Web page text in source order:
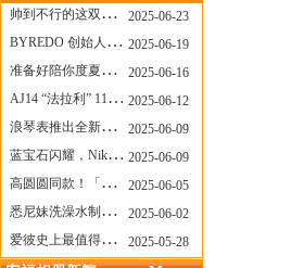
帅到不行的这双跑鞋，其实藏着Nike第一位签约跑者的故事
2025-06-23
BYREDO 创始人离任，也带走了那份灵魂感
2025-06-19
准备好陪你度夏，nanamica x Suicoke 新联名来了
2025-06-16
AJ14 “法拉利” 11年后回归，红色超跑气场全开
2025-06-12
浪琴表推出全新先行者系列祖鲁时间1925腕表
2025-06-09
蓝宝石闪耀，Nike Air Max DN8 华丽变身
2025-06-09
高圆圆同款！「赤足New Balance」新联名曝光，铺货了
2025-06-05
悉尼妹洗澡水制成肥皂开启售卖！男粉：这肥皂能吃吗？
2025-06-02
爱彼史上最值得看的大展！揭秘150年传奇制表背后
2025-05-28